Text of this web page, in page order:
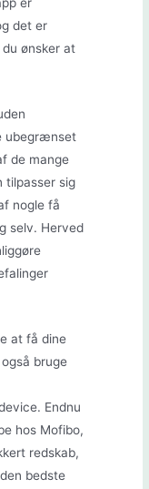
det er
ønsker at
ubegrænset
de mange
tilpasser sig
nogle få
selv. Herved
at få dine
bruge
Endnu
hos Mofibo,
redskab,
bedste